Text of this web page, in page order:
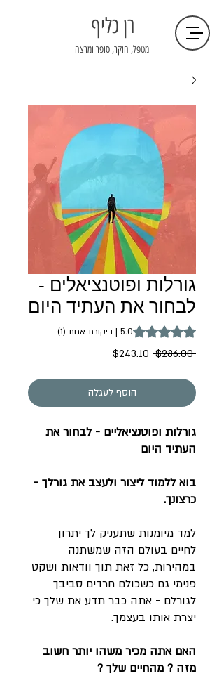
רן כליף
מטפל, חוקר, סופר ומרצה
גורלות ופוטנציאלים -
לבחור את העתיד היום
5.0 out of five stars based on 1 review
5.0 | ביקורת אחת (1)
$286.00
מחיר
$243.10מחיר
הוסף לעגלה
גורלות ופוטנציאליים - לבחור את
העתיד היום
בוא ללמוד ליצור ולעצב את גורלך -
כרצונך.
למד מיומנות שתעניק לך יתרון
לחיים בעולם הזה שמשתנה
במהירות, כל זאת תוך וודאות ושקט
פנימי גם כשכולם חרדים סביבך
לגורלם - אתה כבר תדע את שלך כי
יצרת אותו בעצמך.
האם אתה מכיר משהו יותר חשוב
מזה ? מהחיים שלך ?